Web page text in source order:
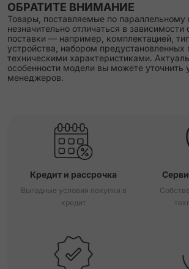
ОБРАТИТЕ ВНИМАНИЕ
Товары, поставляемые по параллельному
незначительно отличаться в зависимости
поставки — например, комплектацией,
устройства, набором предустановленных
техническими характеристиками.
особенности модели вы можете уточнить
менеджеров.
Кредит и рассрочка
Выгодные условия покупки в
кредит